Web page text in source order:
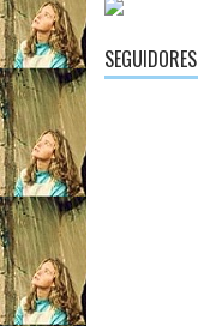
SEGUIDORES